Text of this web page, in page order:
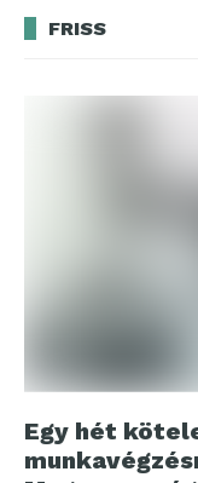
FRISS
Egy hét